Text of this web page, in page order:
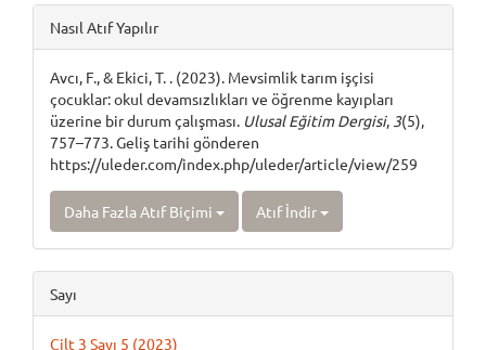
Article
Details
Nasıl Atıf Yapılır
Avcı, F., & Ekici, T. . (2023). Mevsimlik tarım işçisi
çocuklar: okul devamsızlıkları ve öğrenme kayıpları
üzerine bir durum çalışması. Ulusal Eğitim Dergisi, 3(5),
757–773. Geliş tarihi gönderen
https://uleder.com/index.php/uleder/article/view/259
Daha Fazla Atıf Biçimi Atıf İndir
Sayı
Cilt 3 Sayı 5 (2023)